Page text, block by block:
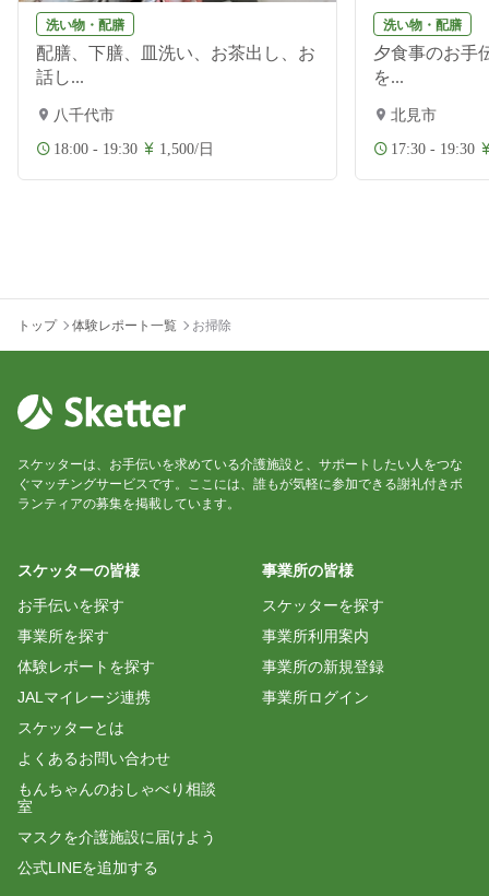
洗い物・配膳
配膳、下膳、皿洗い、お茶出し、お
話し...
八千代市
18:00 - 19:30 1,500/日
洗い物・配膳
夕食事のお手
を...
北見市
17:30 - 19:30
トップ 体験レポート一覧 お掃除
スケッターは、お手伝いを求めている介護施設と、サポートしたい人をつな
ぐマッチングサービスです。ここには、誰もが気軽に参加できる謝礼付きボ
ランティアの募集を掲載しています。
スケッターの皆様
お手伝いを探す
事業所を探す
体験レポートを探す
JALマイレージ連携
スケッターとは
よくあるお問い合わせ
もんちゃんのおしゃべり相談
室
マスクを介護施設に届けよう
公式LINEを追加する
事業所の皆様
スケッターを探す
事業所利用案内
事業所の新規登録
事業所ログイン